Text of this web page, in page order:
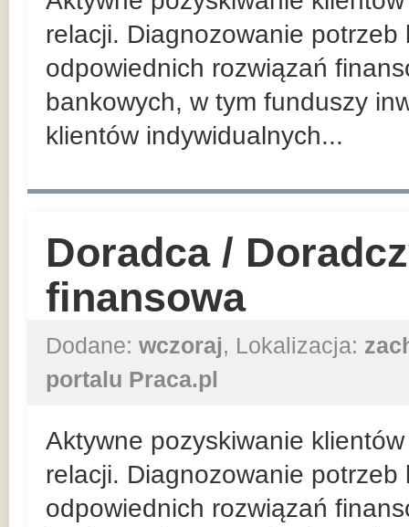
relacji. Diagnozowanie
odpowiednich rozwiązań
bankowych, w tym funduszy
klientów indywidualnych...
Doradca /
finansowa
Dodane: wczoraj, Lokalizacja:
portalu Praca.pl
Aktywne pozyskiwanie
relacji. Diagnozowanie
odpowiednich rozwiązań